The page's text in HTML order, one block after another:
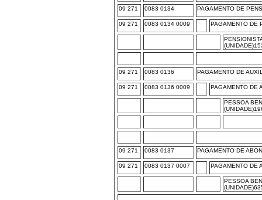
09 271 0083 0134 PAGAMENTO DE
09 271 0083 0134 0009 PAGAMENTO DE
09 271 0083 0136 PAGAMENTO DE
09 271 0083 0136 0009 PAGAMENTO DE
PESSOA
09 271 0083 0137 PAGAMENTO DE
09 271 0083 0137 0007 PAGAMENTO DE
PESSOA